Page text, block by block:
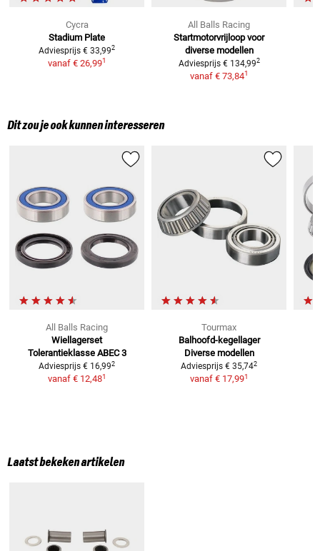
Cycra
Stadium Plate
Adviesprijs € 33,992
vanaf € 26,991
All Balls Racing
Startmotorvrijloop voor
diverse modellen
Adviesprijs € 134,992
vanaf € 73,841
Dit zou je ook kunnen interesseren
All Balls Racing
Wiellagerset
Tolerantieklasse ABEC 3
Adviesprijs € 16,992
vanaf € 12,481
Tourmax
Balhoofd-kegellager
Diverse modellen
Adviesprijs € 35,742
vanaf € 17,991
Laatst bekeken artikelen